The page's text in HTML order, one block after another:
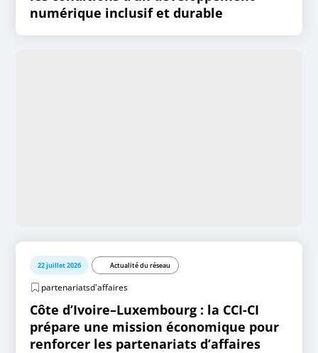
numérique inclusif et durable
22 juillet 2026 Actualité du réseau
partenariatsd'affaires
Côte d’Ivoire–Luxembourg : la CCI-CI
prépare une mission économique pour
renforcer les partenariats d’affaires